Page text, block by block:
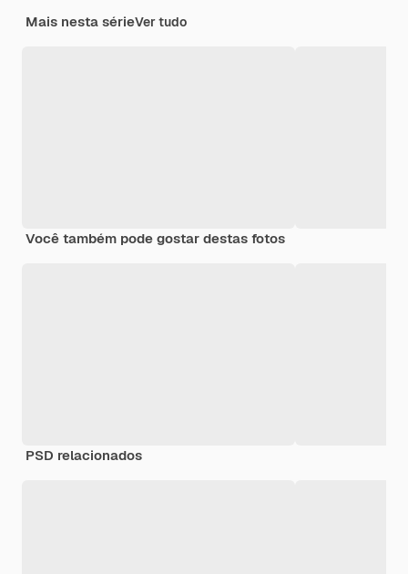
Mais nesta sérieVer tudo
Você também pode gostar destas fotos
PSD relacionados